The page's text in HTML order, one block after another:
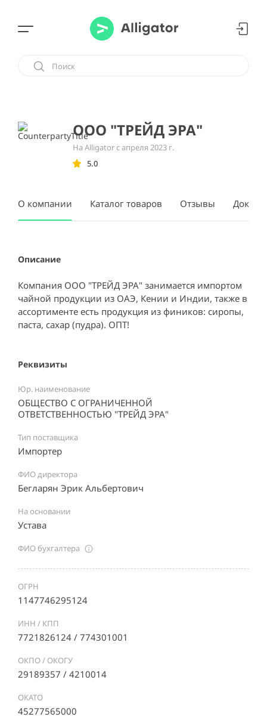
ООО "ТРЕЙД ЭРА"
На Alligator с апреля 2023 г.
5.0
О компании Каталог товаров Отзывы
Описание
Компания ООО "ТРЕЙД ЭРА" занимается импортом
чайной продукции из ОАЭ, Кении и Индии, также в
ассортименте есть продукция из фиников: сиропы,
паста, сахар (пудра). ОПТ!
Реквизиты
Юр. наименование
ОБЩЕСТВО С ОГРАНИЧЕННОЙ
ОТВЕТСТВЕННОСТЬЮ "ТРЕЙД ЭРА"
Тип поставщика
Импортер
ФИО директора
Бегларян Эрик Альбертович
На основании
Устава
ФИО бухгалтера
ОГРН
1147746295124
ИНН / КПП
7721826124 / 774301001
ОКПО / ОКОГУ
29189357 / 4210014
ОКАТО
45277565000